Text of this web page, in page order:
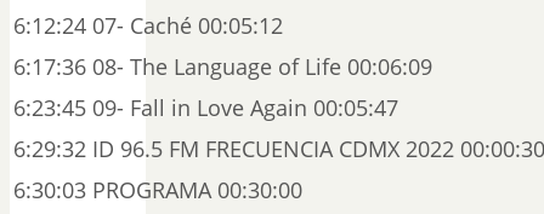
6:12:24 07- Caché 00:05:12
6:17:36 08- The Language of Life 00:06:09
6:23:45 09- Fall in Love Again 00:05:47
6:29:32 ID 96.5 FM FRECUENCIA CDMX 2022 00:00:30
6:30:03 PROGRAMA 00:30:00